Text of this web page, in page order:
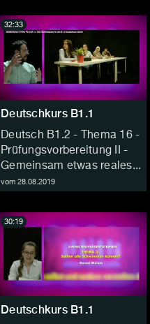
Deutschkurs B1.1
Deutsch B1.2 - Thema 16 -
Prüfungsvorbereitung II -
Gemeinsam etwas reales...
vom 28.08.2019
32:33
Deutschkurs B1.1
30:19